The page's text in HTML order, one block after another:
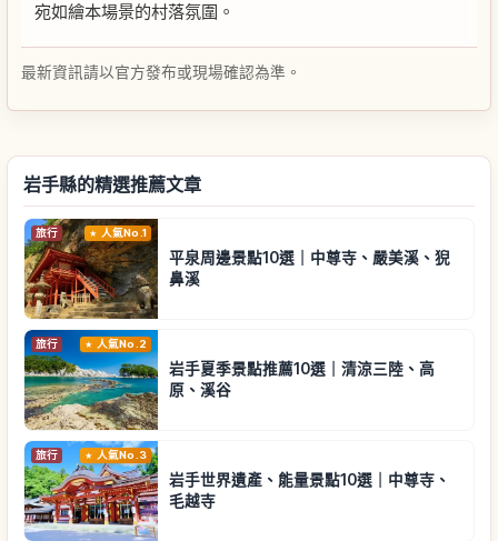
宛如繪本場景的村落氛圍。
最新資訊請以官方發布或現場確認為準。
岩手縣的精選推薦文章
旅行 人氣No.1
平泉周邊景點10選｜中尊寺、嚴美溪、猊
鼻溪
旅行 人氣No.2
岩手夏季景點推薦10選｜清涼三陸、高
原、溪谷
旅行 人氣No.3
岩手世界遺產、能量景點10選｜中尊寺、
毛越寺